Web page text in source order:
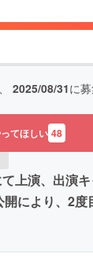
2025/08/31に
てほしい 48
上演、出演
により、2